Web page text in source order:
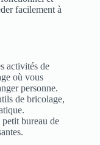
facilement à
activités de
où vous
personne.
de bricolage,
bureau de